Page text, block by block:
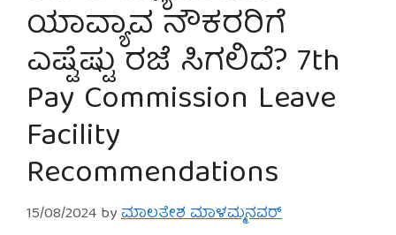
ಯಾವ್ಯಾವ ನೌಕರರಿಗೆ
ಎಷ್ಟೆಷ್ಟು ರಜೆ ಸಿಗಲಿದೆ? 7th
Pay Commission Leave
Facility
Recommendations
15/08/2024 byಮಾಲತೇಶ ಮಾಳಮ್ಮನವರ್